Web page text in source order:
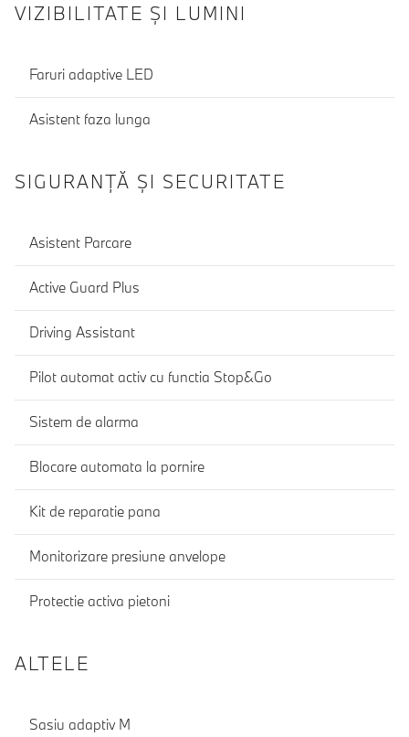
VIZIBILITATE ȘI LUMINI
Faruri adaptive LED
Asistent faza lunga
SIGURANŢĂ ŞI SECURITATE
Asistent Parcare
Active Guard Plus
Driving Assistant
Pilot automat activ cu functia Stop&Go
Sistem de alarma
Blocare automata la pornire
Kit de reparatie pana
Monitorizare presiune anvelope
Protectie activa pietoni
ALTELE
Sasiu adaptiv M